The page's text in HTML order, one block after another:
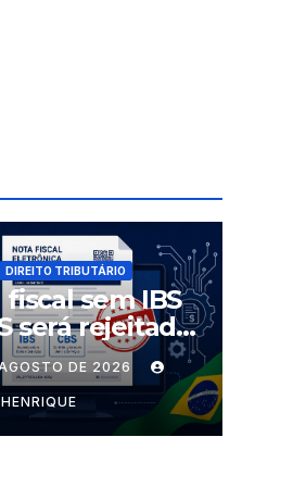
DIREITO TRIBUTÁRIO
fiscal sem IBS
será rejeitada
desta
feira
DE 2026